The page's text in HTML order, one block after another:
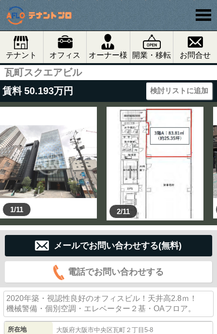
テナント オフィス オーナー様 開業・移転 お問合せ
瓦町スクエアビル
賃料 50.193万円 検討リストに追加
1/11 2/11
メールでお問い合わせする(無料)
電話でお問い合わせする
2020年築・視認性良好のオフィスビル！天井高2.8ｍ！
機械警備・個別空調・エレベーター２基・OAフロア。
所在地 大阪府大阪市中央区瓦町 ２丁目5-8